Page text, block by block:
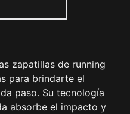
zapatillas de running
para brindarte el
paso. Su tecnología
absorbe el impacto y